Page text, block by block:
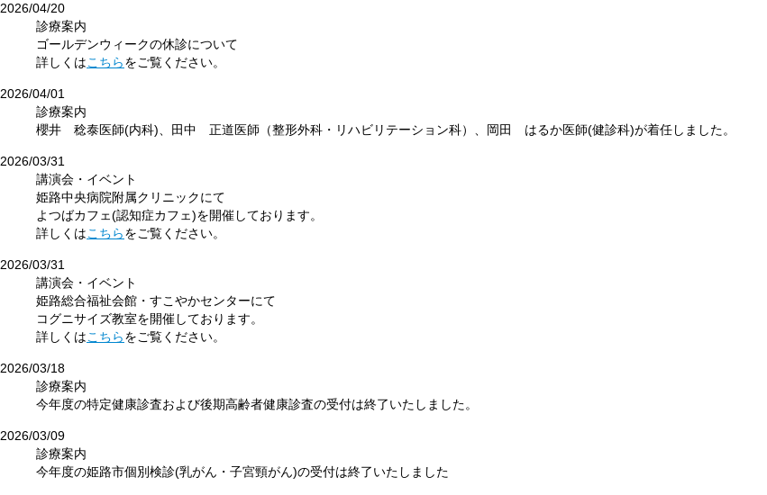
2026/04/20
診療案内
ゴールデンウィークの休診について
詳しくはこちらをご覧ください。
2026/04/01
診療案内
櫻井 稔泰医師(内科)、田中 正道医師（整形外科・リハビリテーション科）、岡田 はるか医師(健診科)が着任しました。
2026/03/31
講演会・イベント
姫路中央病院附属クリニックにて
よつばカフェ(認知症カフェ)を開催しております。
詳しくはこちらをご覧ください。
2026/03/31
講演会・イベント
姫路総合福祉会館・すこやかセンターにて
コグニサイズ教室を開催しております。
詳しくはこちらをご覧ください。
2026/03/18
診療案内
今年度の特定健康診査および後期高齢者健康診査の受付は終了いたしました。
2026/03/09
診療案内
今年度の姫路市個別検診(乳がん・子宮頸がん)の受付は終了いたしました